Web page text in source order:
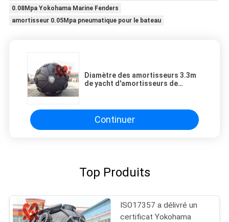
0.08Mpa Yokohama Marine Fenders
amortisseur 0.05Mpa pneumatique pour le bateau
Diamètre des amortisseurs 3.3m
de yacht d'amortisseurs de
Continuer
Top Produits
ISO17357 a délivré un
certificat Yokohama